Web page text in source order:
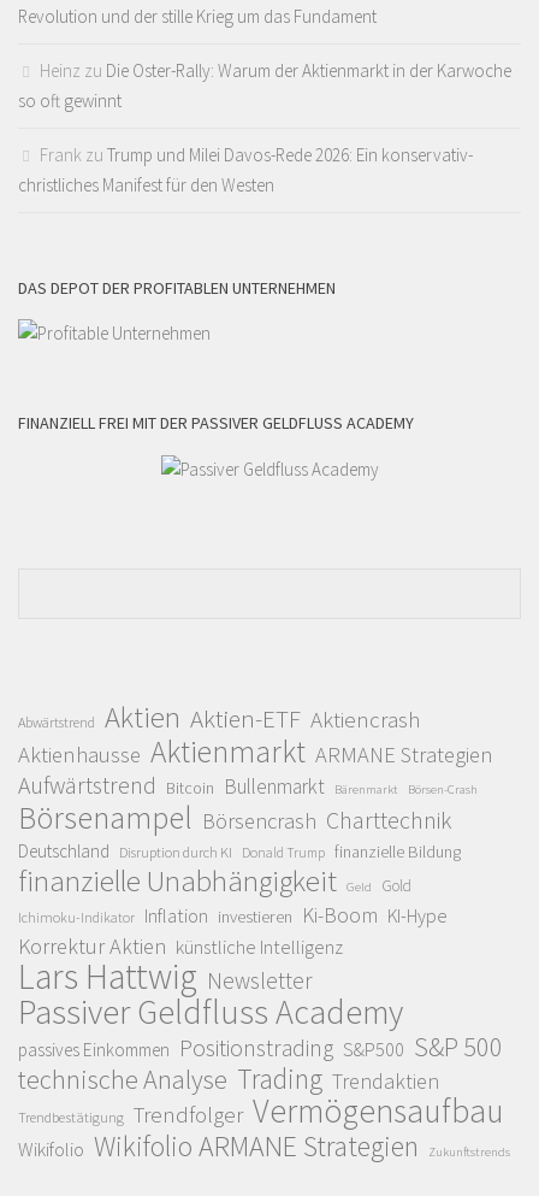
Revolution und der stille Krieg um das Fundament
Heinz zu Die Oster-Rally: Warum der Aktienmarkt in der Karwoche
so oft gewinnt
Frank zu Trump und Milei Davos-Rede 2026: Ein konservativ-
christliches Manifest für den Westen
DAS DEPOT DER PROFITABLEN UNTERNEHMEN
FINANZIELL FREI MIT DER PASSIVER GELDFLUSS ACADEMY
Abwärtstrend Aktien Aktien-ETF Aktiencrash
Aktienhausse Aktienmarkt ARMANE Strategien
Aufwärtstrend Bitcoin Bullenmarkt Bärenmarkt Börsen-Crash
Börsenampel Börsencrash Charttechnik
Deutschland Disruption durch KI Donald Trump finanzielle Bildung
finanzielle Unabhängigkeit Geld Gold
Ichimoku-Indikator Inflation investieren Ki-Boom KI-Hype
Korrektur Aktien künstliche Intelligenz
Lars Hattwig Newsletter
Passiver Geldfluss Academy
passives Einkommen Positionstrading S&P500 S&P 500
technische Analyse Trading Trendaktien
Trendbestätigung Trendfolger Vermögensaufbau
Wikifolio Wikifolio ARMANE Strategien Zukunftstrends